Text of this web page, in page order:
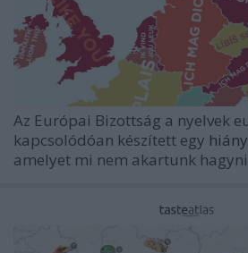
Az Európai Bizottság a nyelvek
kapcsolódóan készített egy
amelyet mi nem akartunk hagyni